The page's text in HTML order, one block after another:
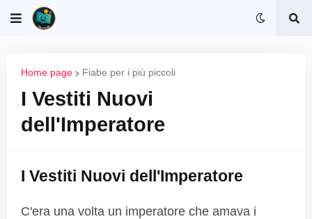
Home page Fiabe per i più piccoli
I Vestiti Nuovi
dell'Imperatore
I Vestiti Nuovi dell'Imperatore
C'era una volta un imperatore che amava i